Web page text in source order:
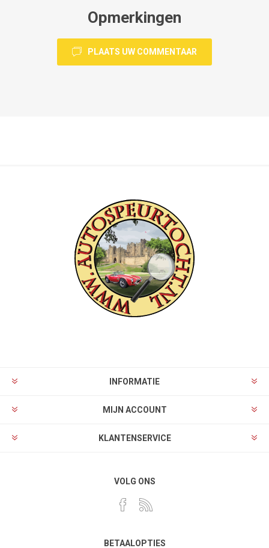
Opmerkingen
PLAATS UW COMMENTAAR
INFORMATIE
MIJN ACCOUNT
KLANTENSERVICE
VOLG ONS
BETAALOPTIES